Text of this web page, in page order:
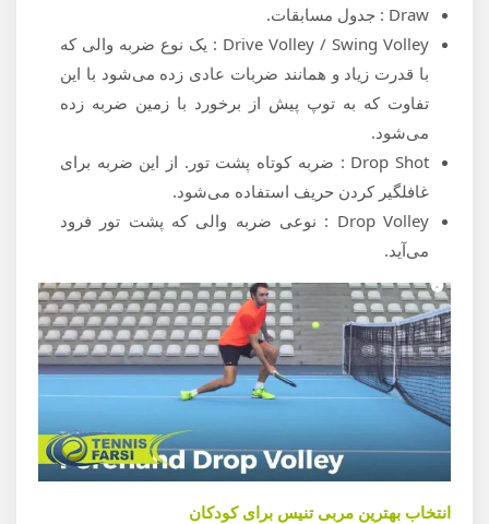
Draw : جدول مسابقات.
Drive Volley / Swing Volley : یک نوع ضربه والی که
با قدرت زیاد و همانند ضربات عادی زده می‌شود با این
تفاوت که به توپ پیش از برخورد با زمین ضربه زده
می‌شود.
Drop Shot : ضربه‌ کوتاه پشت تور. از این ضربه برای
غافلگیر کردن حریف استفاده می‌شود.
Drop Volley : نوعی ضربه والی که پشت تور فرود
می‌آید.
انتخاب بهترین مربی تنیس برای کودکان